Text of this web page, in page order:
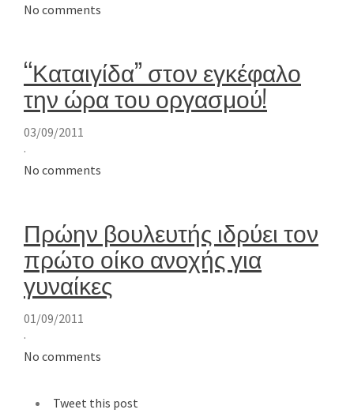
No comments
“Καταιγίδα” στον εγκέφαλο
την ώρα του οργασμού!
03/09/2011
·
No comments
Πρώην βουλευτής ιδρύει τον
πρώτο οίκο ανοχής για
γυναίκες
01/09/2011
·
No comments
Tweet this post